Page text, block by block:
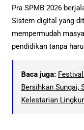
Pra SPMB 2026
Sistem digital yang
mempermudah
pendidikan tanpa
Baca juga:
Bersihkan Sungai,
Kelestarian